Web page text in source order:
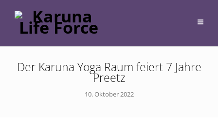
Der Karuna Yoga Raum feiert 7 Jahre
Preetz
10. Oktober 2022